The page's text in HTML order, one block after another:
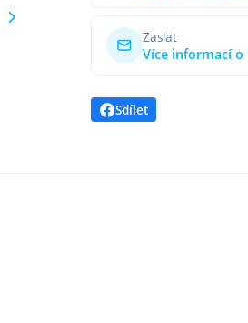
Zaslat
Více informací
Sdílet